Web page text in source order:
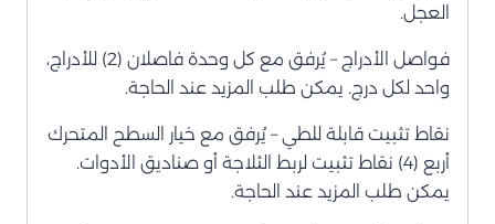
العجل.
فواصل الأدراج – يُرفق مع كل وحدة فاصلان (2) للأدراج،
واحد لكل درج. يمكن طلب المزيد عند الحاجة.
نقاط تثبيت قابلة للطي – يُرفق مع خيار السطح المتحرك
أربع (4) نقاط تثبيت لربط الثلاجة أو صناديق الأدوات.
يمكن طلب المزيد عند الحاجة.